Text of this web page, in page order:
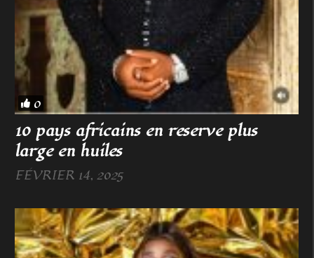
0
10 pays africains en reserve plus
large en huiles
FÉVRIER 14, 2025